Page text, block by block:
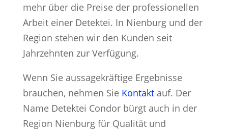
mehr über die Preise der professionellen
Arbeit einer Detektei. In Nienburg und der
Region stehen wir den Kunden seit
Jahrzehnten zur Verfügung.
Wenn Sie aussagekräftige Ergebnisse
brauchen, nehmen Sie Kontaktauf. Der
Name Detektei Condor bürgt auch in der
Region Nienburg für Qualität und